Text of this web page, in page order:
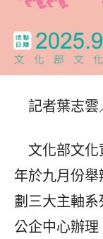
記者葉志雲
文化部文化
年於九月份
劃三大主軸
公企中心辦